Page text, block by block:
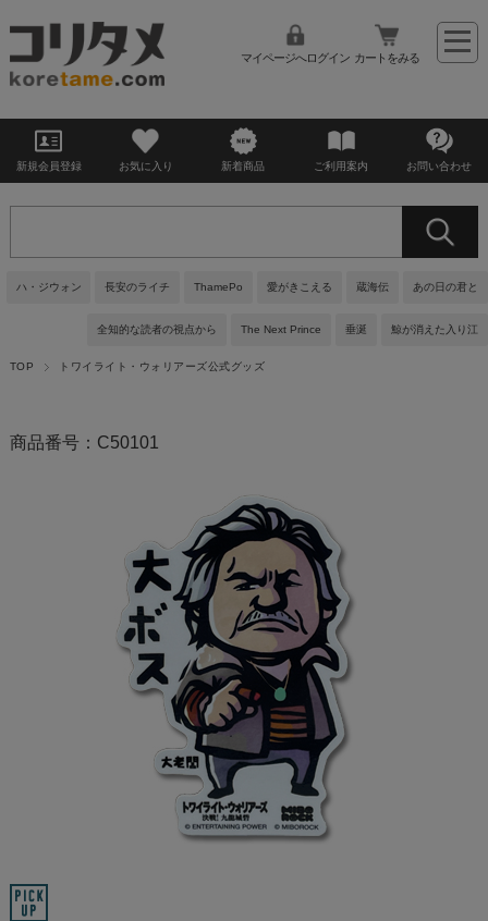
マイページへログイン カートをみる
新規会員登録 お気に入り 新着商品 ご利用案内 お問い合わせ
ハ・ジウォン 長安のライチ ThamePo 愛がきこえる 蔵海伝 あの日の君と
全知的な読者の視点から The Next Prince 垂涎 鯨が消えた入り江
TOP トワイライト・ウォリアーズ公式グッズ
商品番号：C50101